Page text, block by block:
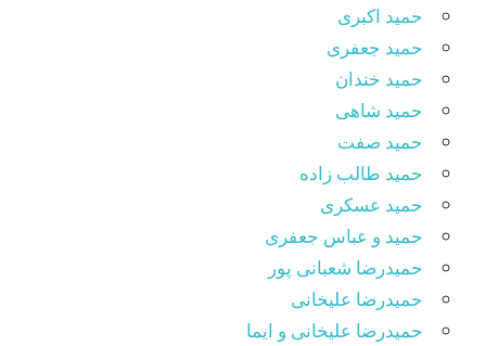
حمید اکبری
حمید جعفری
حمید خندان
حمید شاهی
حمید صفت
حمید طالب زاده
حمید عسکری
حمید و عباس جعفری
حمیدرضا شعبانی پور
حمیدرضا علیخانی
حمیدرضا علیخانی و ایما